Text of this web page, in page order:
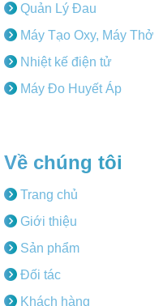
Quản Lý Đau
Máy Tạo Oxy, Máy Thở
Nhiệt kế điện tử
Máy Đo Huyết Áp
Về chúng tôi
Trang chủ
Giới thiệu
Sản phẩm
Đối tác
Khách hàng